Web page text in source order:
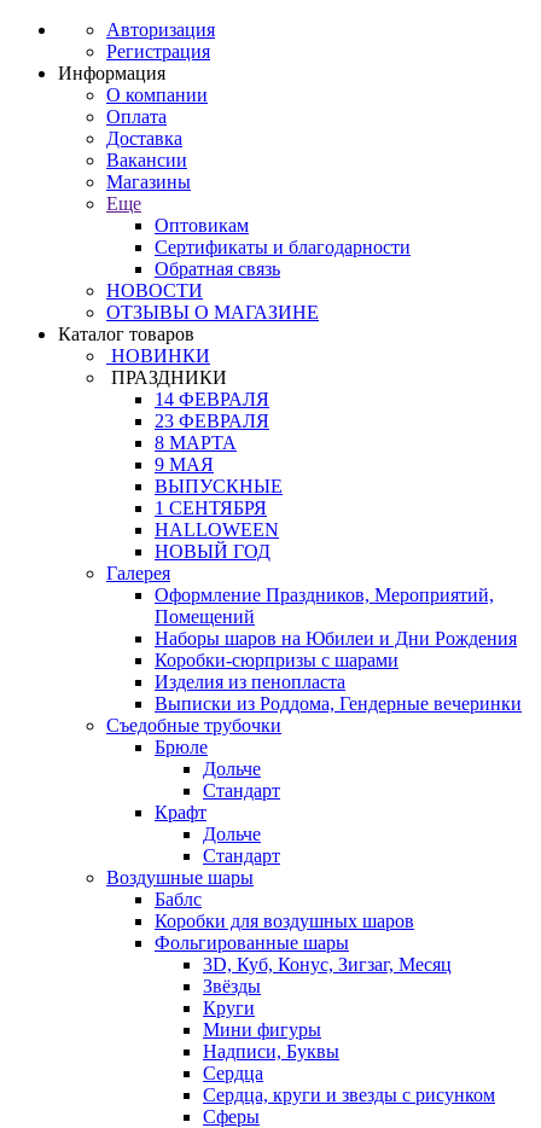
Авторизация
Регистрация
Информация
О компании
Оплата
Доставка
Вакансии
Магазины
Еще
Оптовикам
Сертификаты и благодарности
Обратная связь
НОВОСТИ
ОТЗЫВЫ О МАГАЗИНЕ
Каталог товаров
НОВИНКИ
ПРАЗДНИКИ
14 ФЕВРАЛЯ
23 ФЕВРАЛЯ
8 МАРТА
9 МАЯ
ВЫПУСКНЫЕ
1 СЕНТЯБРЯ
HALLOWEEN
НОВЫЙ ГОД
Галерея
Оформление Праздников, Мероприятий,
Помещений
Наборы шаров на Юбилеи и Дни Рождения
Коробки-сюрпризы с шарами
Изделия из пенопласта
Выписки из Роддома, Гендерные вечеринки
Съедобные трубочки
Брюле
Дольче
Стандарт
Крафт
Дольче
Стандарт
Воздушные шары
Баблс
Коробки для воздушных шаров
Фольгированные шары
3D, Куб, Конус, Зигзаг, Месяц
Звёзды
Круги
Мини фигуры
Надписи, Буквы
Сердца
Сердца, круги и звезды с рисунком
Сферы